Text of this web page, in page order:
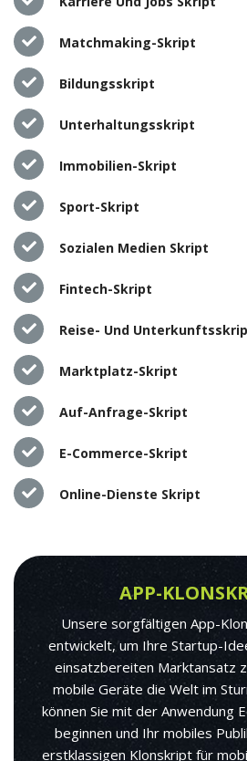
Matchmaking-Skript
Bildungsskript
Unterhaltungsskript
Immobilien-Skript
Sport-Skript
Sozialen Medien Skript
Fintech-Skript
Reise- Und
Marktplatz-Skript
Auf-Anfrage-Skript
E-Commerce-Skript
Online-Dienste Skript
APP-
Unsere sorgfältigen App-
entwickelt, um Ihre Startup-
einsatzbereiten Marktansatz
mobile Geräte die Welt im
können Sie mit der Anwendung
beginnen und Ihr mobiles
erstklassigen Klonskript für